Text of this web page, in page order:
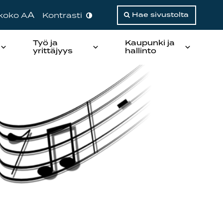
AA Kontrasti Hae sivustolta
Työ ja
yrittäjyys
Kaupunki ja
hallinto